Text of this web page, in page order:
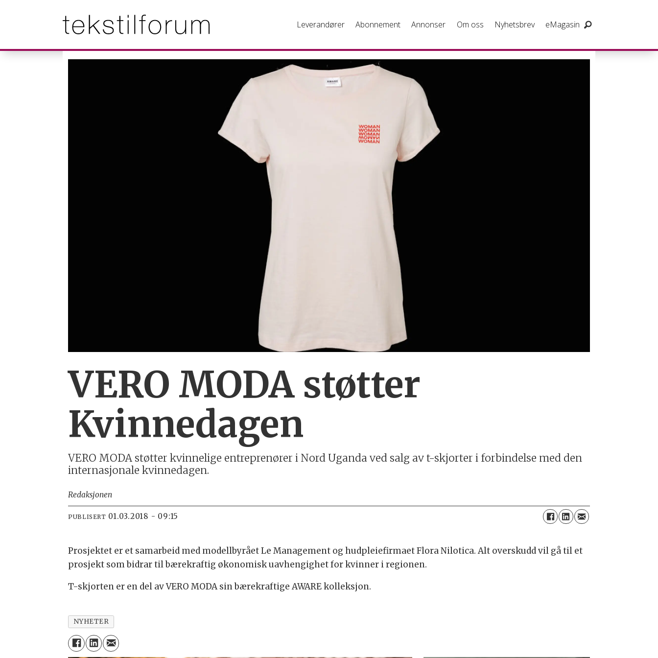
Leverandører Abonnement Annonser Om oss Nyhetsbrev eMagasin
VERO MODA støtter
Kvinnedagen
VERO MODA støtter kvinnelige entreprenører i Nord Uganda ved salg av t-skjorter i forbindelse med den
internasjonale kvinnedagen.
Redaksjonen
PUBLISERT 01.03.2018 - 09:15
Prosjektet er et samarbeid med modellbyrået Le Management og hudpleiefirmaet Flora Nilotica. Alt overskudd vil gå til et
prosjekt som bidrar til bærekraftig økonomisk uavhengighet for kvinner i regionen.
T-skjorten er en del av VERO MODA sin bærekraftige AWARE kolleksjon.
NYHETER